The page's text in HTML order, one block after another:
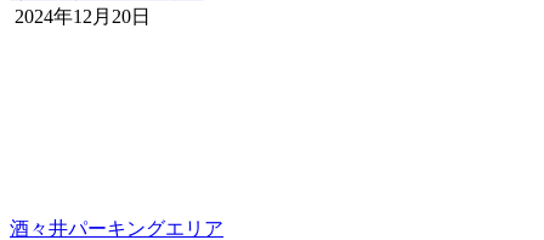
2024年12月20日
酒々井パーキングエリア